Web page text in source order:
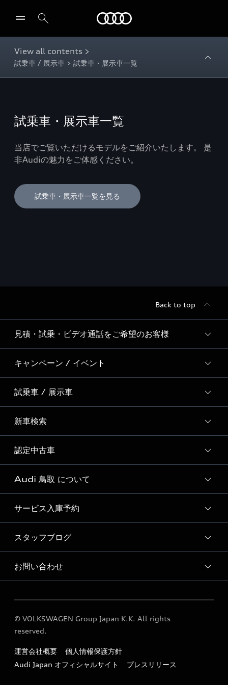
View all contents >
試乗車 / 展示車 > 試乗車・展示車一覧
試乗車・展示車一覧
当店でご覧いただけるモデルをご紹介いたします。 是
非Audiの魅力をご体感ください。
試乗車・展示車一覧を見る
Back to top
見積・試乗・ビデオ通話をご希望のお客様
ご希望のサービスを選択
キャンペーン / イベント
全国統一イベント
ディーラー独自イベント
試乗車 / 展示車
試乗予約
試乗車・展示車一覧
新車検索
新車検索
認定中古車
Audi認定中古車検索
Audi 鳥取 について
Audi 鳥取 店舗情報
Audi 鳥取 運営会社概要
採用情報
サービス入庫予約
Audi 鳥取 サービス入庫予約
点検整備料金表
スタッフブログ
スタッフブログ
お問い合わせ
各種お問い合わせ
© VOLKSWAGEN Group Japan K.K. All rights
reserved.
運営会社概要
個人情報保護方針
Audi Japan オフィシャルサイト
プレスリリース